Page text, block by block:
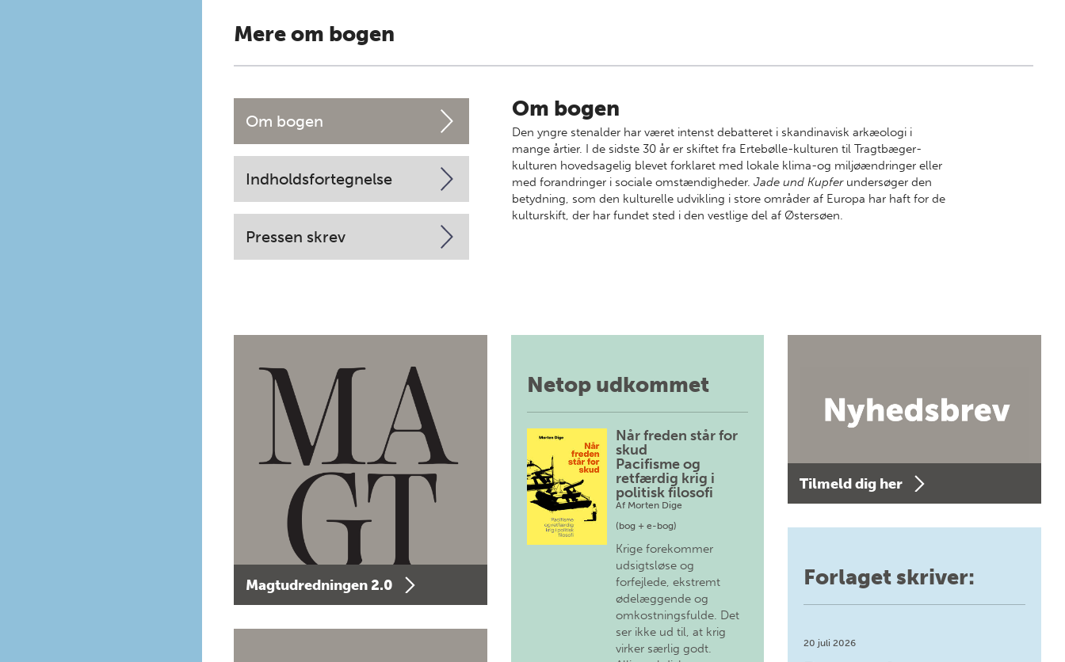
Mere om bogen
Om bogen
Indholdsfortegnelse
Pressen skrev
Om bogen
Den yngre stenalder har været intenst debatteret i skandinavisk arkæologi i
mange årtier. I de sidste 30 år er skiftet fra Ertebølle-kulturen til Tragtbæger-
kulturen hovedsagelig blevet forklaret med lokale klima-og miljøændringer eller
med forandringer i sociale omstændigheder.Jade und Kupferundersøger den
betydning, som den kulturelle udvikling i store områder af Europa har haft for de
kulturskift, der har fundet sted i den vestlige del af Østersøen.
Magtudredningen 2.0
Netop udkommet
Når freden står for
skud
Pacifisme og
retfærdig krig i
politisk filosofi
Af Morten Dige
(bog + e-bog)
Krige forekommer
udsigtsløse og
forfejlede, ekstremt
ødelæggende og
omkostningsfulde. Det
ser ikke ud til, at krig
virker særlig godt.
Tilmeld dig her
Forlaget skriver:
20 juli 2026